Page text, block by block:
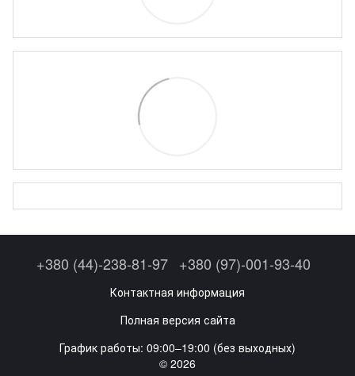
+380 (44)-238-81-97 +380 (97)-001-93-40
Контактная информация
Полная версия сайта
График работы: 09:00–19:00 (без выходных)
© 2026